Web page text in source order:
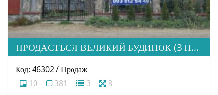
ПРОДАЄТЬСЯ ВЕЛИКИЙ БУДИНОК (3 ПОВЕРХИ) У С. ДОМАНИНЦІ
Код: 46302 / Продаж
10
381 3 8